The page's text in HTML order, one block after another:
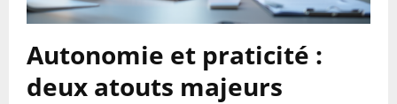
Autonomie et praticité :
deux atouts majeurs